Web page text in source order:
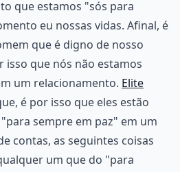
que estamos "sós para
eu nossas vidas. Afinal, é
que é digno de nosso
isso que nós não estamos
um relacionamento. Elite
é por isso que eles estão
sempre em paz" em um
contas, as seguintes coisas
um que do "para